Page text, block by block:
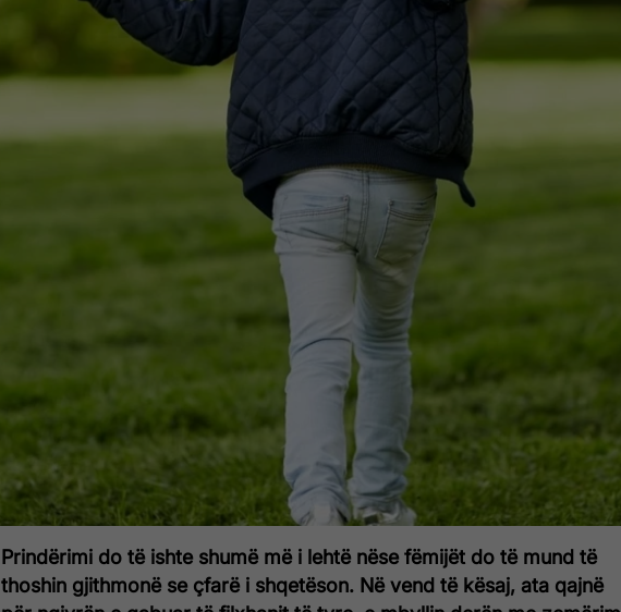
Prindërimi do të ishte shumë më i lehtë nëse fëmijët do të mund të
thoshin gjithmonë se çfarë i shqetëson. Në vend të kësaj, ata qajnë